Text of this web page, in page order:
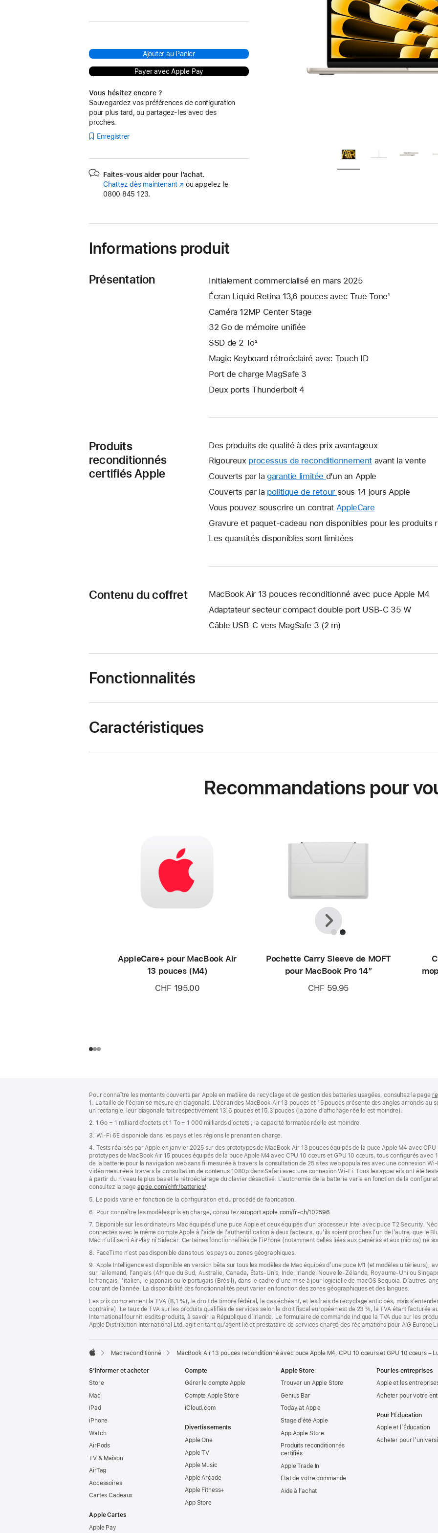
Ajouter au Panier
Payer avec Apple Pay
Vous hésitez encore ?
Sauvegardez vos préférences de configuration
pour plus tard, ou partagez-les avec des
proches.
Enregistrer
Faites-vous aider pour l’achat.
Chattez dès maintenant (s’ouvre
fenêtre)
ou appelez le
0800 845 123.
Informations produit
Présentation
Initialement commercialisé en mars 2025
Écran Liquid Retina 13,6 pouces avec True Tone¹
Caméra 12MP Center Stage
32 Go de mémoire unifiée
SSD de 2 To²
Magic Keyboard rétroéclairé avec Touch ID
Port de charge MagSafe 3
Deux ports Thunderbolt 4
Produits
reconditionnés
certifiés Apple
Des produits de qualité à des prix avantageux
Rigoureux processus de reconditionnement avant la vente
Couverts par la garantie limitée Une
nouvelle
s’ouvre.
d’un an Apple
Couverts par la politique de retour Une
nouvelle
s’ouvre.
sous 14 jours Apple
Vous pouvez souscrire un contrat AppleCare
nouvelle
Gravure et paquet-cadeau non disponibles pour les produits
Les quantités disponibles sont limitées
Contenu du coffret
MacBook Air 13 pouces reconditionné avec puce Apple M4
Adaptateur secteur compact double port USB-C 35 W
Câble USB-C vers MagSafe 3 (2 m)
Fonctionnalités
Caractéristiques
Recommandations pour
AppleCare+ pour MacBook Air
13 pouces (M4)
CHF 195.00
Pochette Carry Sleeve de MOFT
pour MacBook Pro 14″
CHF 59.95
Précédent
Suivant
de
page
de
bas
page
Pour connaître les montants couverts par Apple en matière de recyclage et de gestion des batteries usagées, consultez la page
1. La taille de l’écran se mesure en diagonale. L’écran des MacBook Air 13 pouces et 15 pouces présente des angles arrondis au
un rectangle, leur diagonale fait respectivement 13,6 pouces et 15,3 pouces (la zone d’affichage réelle est moindre).
2. 1 Go = 1 milliard d’octets et 1 To = 1 000 milliards d’octets ; la capacité formatée réelle est moindre.
3. Wi-Fi 6E disponible dans les pays et les régions le prenant en charge.
4. Tests réalisés par Apple en janvier 2025 sur des prototypes de MacBook Air 13 pouces équipés de la puce Apple M4 avec
prototypes de MacBook Air 15 pouces équipés de la puce Apple M4 avec CPU 10 cœurs et GPU 10 cœurs, tous configurés avec
de la batterie pour la navigation web sans fil mesurée à travers la consultation de 25 sites web populaires avec une connexion
vidéo mesurée à travers la consultation de contenus 1080p dans Safari avec une connexion Wi-Fi. Tous les appareils ont été
à partir du niveau le plus bas et le rétroéclairage du clavier désactivé. L’autonomie de la batterie varie en fonction de la
consultez la page apple.com/chfr/batteries/.
5. Le poids varie en fonction de la configuration et du procédé de fabrication.
6. Pour connaître les modèles pris en charge, consultezsupport.apple.com/fr-ch/102596
7. Disponible sur les ordinateurs Mac équipés d’une puce Apple et ceux équipés d’un processeur Intel avec puce T2 Security.
connectés avec le même compte Apple à l’aide de l’authentification à deux facteurs, qu’ils soient proches l’un de l’autre, que le
Mac n’utilise ni AirPlay ni Sidecar. Certaines fonctionnalités de l’iPhone (notamment celles liées aux caméras et aux micros) ne
8. FaceTime n’est pas disponible dans tous les pays ou zones géographiques.
9. Apple Intelligence est disponible en version bêta sur tous les modèles de Mac équipés d’une puce M1 (et modèles ultérieurs),
sur l’allemand, l’anglais (Afrique du Sud, Australie, Canada, États-Unis, Inde, Irlande, Nouvelle-Zélande, Royaume-Uni ou
le français, l’italien, le japonais ou le portugais (Brésil), dans le cadre d’une mise à jour logicielle de macOS Sequoia. D’autres
courant de l’année. La disponibilité des fonctionnalités peut varier en fonction des zones géographiques et des langues.
Les prix comprennent la TVA (8,1 %), le droit de timbre fédéral, le cas échéant, et les frais de recyclage anticipés, mais
contraire). Le taux de TVA sur les produits qualifiés de services selon le droit fiscal européen est de 23 %, la TVA étant facturée
International fournit lesdits produits, à savoir la République d’Irlande. Le formulaire de commande indique la TVA due sur les
Apple Distribution International Ltd. agit en tant qu’agent lié et prestataire de services chargé des réclamations pour AIG Europe
Mac reconditionné MacBook Air 13 pouces reconditionné avec puce Apple M4, CPU 10 cœurs et GPU 10 cœurs –
S’informer et acheter
Store
Mac
iPad
iPhone
Watch
AirPods
TV & Maison
AirTag
Accessoires
Cartes Cadeaux
Apple Cartes
Apple Pay
Compte
Gérer le compte Apple
Compte Apple Store
iCloud.com
Divertissements
Apple One
Apple TV
Apple Music
Apple Arcade
Apple Fitness+
App Store
Apple Store
Trouver un Apple Store
Genius Bar
Today at Apple
Stage d’été Apple
App Apple Store
Produits reconditionnés
certifiés
Apple Trade In
État de votre commande
Aide à l’achat
Pour les entreprises
Apple et les
Acheter pour votre
Pour l’Éducation
Apple et l’Éducation
Acheter pour